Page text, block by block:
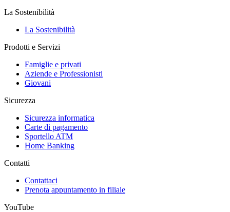
La Sostenibilità
La Sostenibilità
Prodotti e Servizi
Famiglie e privati
Aziende e Professionisti
Giovani
Sicurezza
Sicurezza informatica
Carte di pagamento
Sportello ATM
Home Banking
Contatti
Contattaci
Prenota appuntamento in filiale
YouTube